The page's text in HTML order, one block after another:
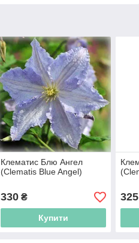
Клематис Блю Ангел
(Clematis Blue Angel)
330₴
Купити
325